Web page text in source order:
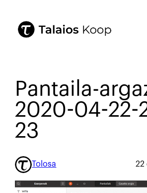
Pantaila-
2020-04-22-
23
Tolosa 22